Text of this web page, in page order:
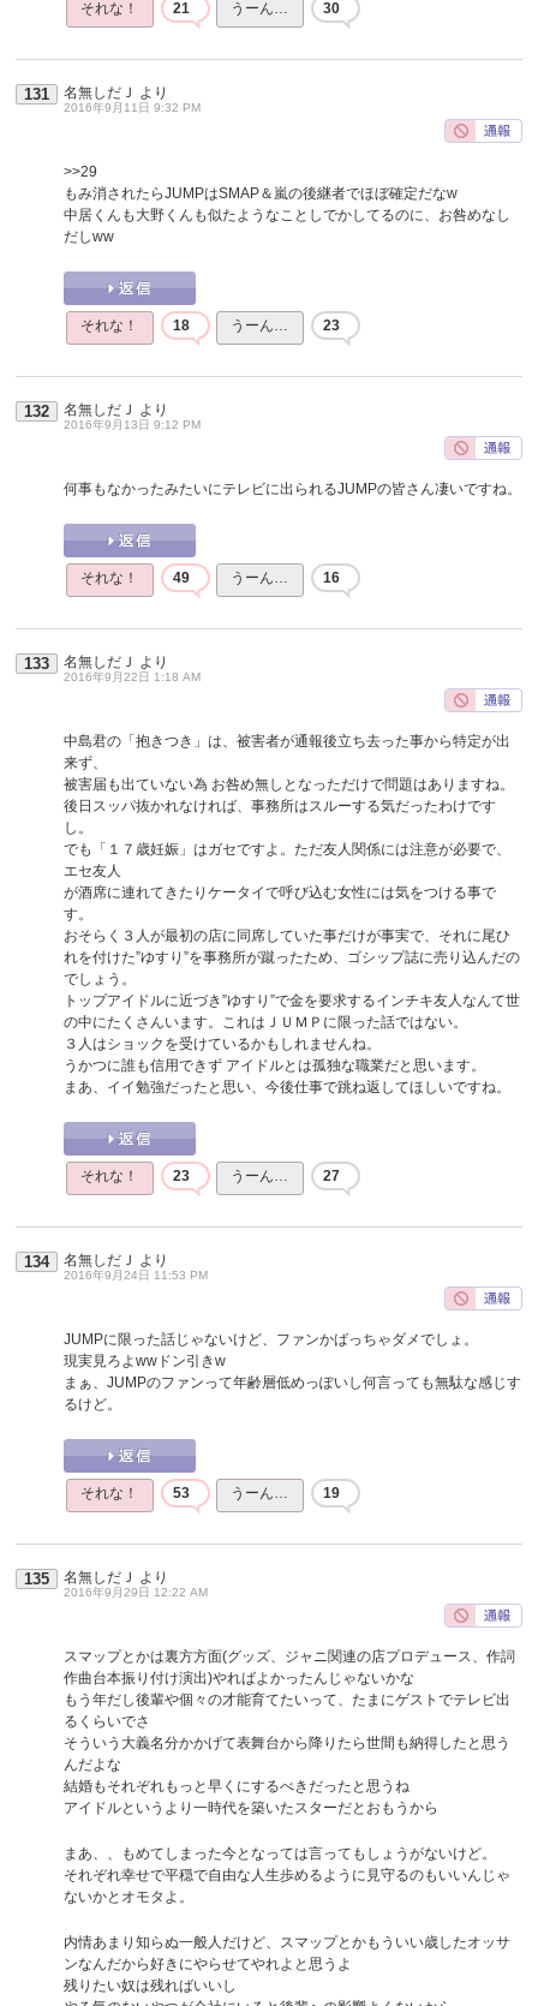
それな！ 21 うーん… 30
131 名無しだＪ より
2016年9月11日 9:32 PM
>>29
もみ消されたらJUMPはSMAP＆嵐の後継者でほぼ確定だなw
中居くんも大野くんも似たようなことしでかしてるのに、お咎めなし
だしww
それな！ 18 うーん… 23
132 名無しだＪ より
2016年9月13日 9:12 PM
何事もなかったみたいにテレビに出られるJUMPの皆さん凄いですね。
それな！ 49 うーん… 16
133 名無しだＪ より
2016年9月22日 1:18 AM
中島君の「抱きつき」は、被害者が通報後立ち去った事から特定が出
来ず、
被害届も出ていない為 お咎め無しとなっただけで問題はありますね。
後日スッパ抜かれなければ、事務所はスルーする気だったわけです
し。
でも「１７歳妊娠」はガセですよ。ただ友人関係には注意が必要で、
エセ友人
が酒席に連れてきたりケータイで呼び込む女性には気をつける事で
す。
おそらく３人が最初の店に同席していた事だけが事実で、それに尾ひ
れを付けた”ゆすり”を事務所が蹴ったため、ゴシップ誌に売り込んだの
でしょう。
トップアイドルに近づき”ゆすり”で金を要求するインチキ友人なんて世
の中にたくさんいます。これはＪＵＭＰに限った話ではない。
３人はショックを受けているかもしれませんね。
うかつに誰も信用できず アイドルとは孤独な職業だと思います。
まあ、イイ勉強だったと思い、今後仕事で跳ね返してほしいですね。
それな！ 23 うーん… 27
134 名無しだＪ より
2016年9月24日 11:53 PM
JUMPに限った話じゃないけど、ファンかばっちゃダメでしょ。
現実見ろよwwドン引きw
まぁ、JUMPのファンって年齢層低めっぽいし何言っても無駄な感じす
るけど。
それな！ 53 うーん… 19
135 名無しだＪ より
2016年9月29日 12:22 AM
スマップとかは裏方方面(グッズ、ジャニ関連の店プロデュース、作詞
作曲台本振り付け演出)やればよかったんじゃないかな
もう年だし後輩や個々の才能育てたいって、たまにゲストでテレビ出
るくらいでさ
そういう大義名分かかげて表舞台から降りたら世間も納得したと思う
んだよな
結婚もそれぞれもっと早くにするべきだったと思うね
アイドルというより一時代を築いたスターだとおもうから
まあ、、もめてしまった今となっては言ってもしょうがないけど。
それぞれ幸せで平穏で自由な人生歩めるように見守るのもいいんじゃ
ないかとオモタよ。
内情あまり知らぬ一般人だけど、スマップとかもういい歳したオッサ
ンなんだから好きにやらせてやれよと思うよ
残りたい奴は残ればいいし